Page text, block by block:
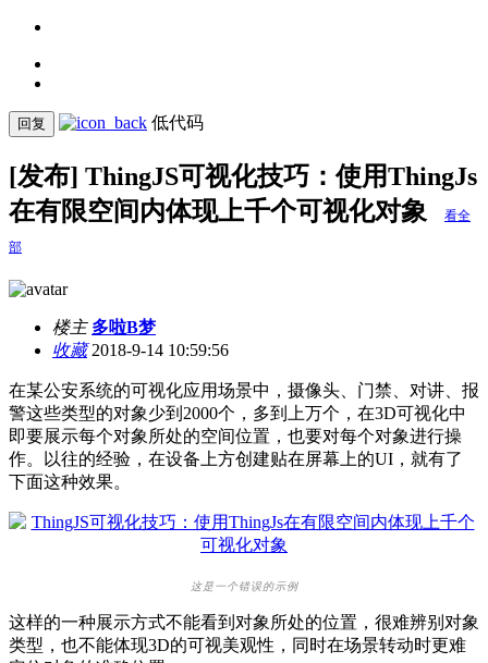
回复 低代码
[发布] ThingJS可视化技巧：使用ThingJs
在有限空间内体现上千个可视化对象
看全
部
楼主 多啦B梦
收藏2018-9-14 10:59:56
在某公安系统的可视化应用场景中，摄像头、门禁、对讲、报
警这些类型的对象少到2000个，多到上万个，在3D可视化中
即要展示每个对象所处的空间位置，也要对每个对象进行操
作。以往的经验，在设备上方创建贴在屏幕上的UI，就有了
下面这种效果。
这是一个错误的示例
这样的一种展示方式不能看到对象所处的位置，很难辨别对象
类型，也不能体现3D的可视美观性，同时在场景转动时更难